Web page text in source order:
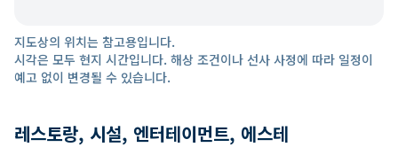
지도상의 위치는 참고용입니다.
시각은 모두 현지 시간입니다. 해상 조건이나 선사 사정에 따라 일정이
예고 없이 변경될 수 있습니다.
레스토랑, 시설, 엔터테이먼트, 에스테